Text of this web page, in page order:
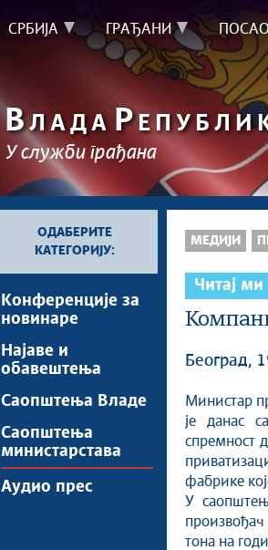
СРБИЈА ГРАЂАНИ
ВЛАДА Р
У служби грађана
ОДАБЕРИТЕ
КАТЕГОРИЈУ:
Kонференцијe за
новинаре
Најавe и
обавештења
Саопштења Владе
Саопштења
министарстава
Аудио прес
МЕДИЈИ
Читај ми
Београд,
Министар
је данас
спремност
фабрике
У
тона на